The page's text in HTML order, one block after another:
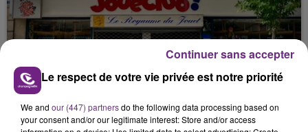
LE MAGASIN JOUÉCLUB DE REIMS FERME
SES PORTES
C'était l'une des institutions du centre-ville
Le respect de votre vie privée est notre priorité
We and our (447) partnersdo the following data processing based on
your consent and/or our legitimate interest: Store and/or access
Continuer sans accepter